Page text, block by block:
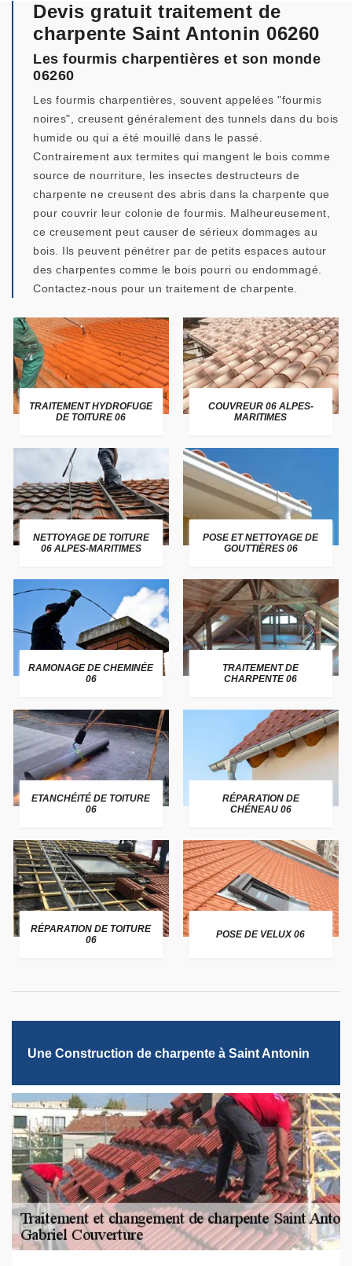
Devis gratuit traitement de
charpente Saint Antonin 06260
Les fourmis charpentières et son monde
06260
Les fourmis charpentières, souvent appelées "fourmis
noires", creusent généralement des tunnels dans du bois
humide ou qui a été mouillé dans le passé.
Contrairement aux termites qui mangent le bois comme
source de nourriture, les insectes destructeurs de
charpente ne creusent des abris dans la charpente que
pour couvrir leur colonie de fourmis. Malheureusement,
ce creusement peut causer de sérieux dommages au
bois. Ils peuvent pénétrer par de petits espaces autour
des charpentes comme le bois pourri ou endommagé.
Contactez-nous pour un traitement de charpente.
TRAITEMENT HYDROFUGE
DE TOITURE 06
COUVREUR 06 ALPES-
MARITIMES
NETTOYAGE DE TOITURE
06 ALPES-MARITIMES
POSE ET NETTOYAGE DE
GOUTTIÈRES 06
RAMONAGE DE CHEMINÉE
06
TRAITEMENT DE
CHARPENTE 06
ETANCHÉITÉ DE TOITURE
06
RÉPARATION DE
CHÉNEAU 06
RÉPARATION DE TOITURE
06
POSE DE VELUX 06
Une Construction de charpente à Saint Antonin